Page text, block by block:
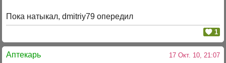
Пока натыкал, dmitriy79 опередил
1
Аптекарь 17 Окт. 10, 21:07